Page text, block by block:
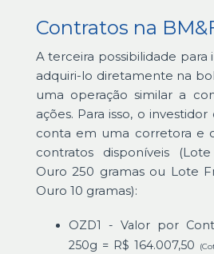
Contratos na
A terceira possibilidade para
adquiri-lo diretamente na
uma operação similar a
ações. Para isso, o
conta em uma corretora e
contratos disponíveis
Ouro 250 gramas ou Lote
Ouro 10 gramas):
OZD1 - Valor por
250g = R$ 164.007,50